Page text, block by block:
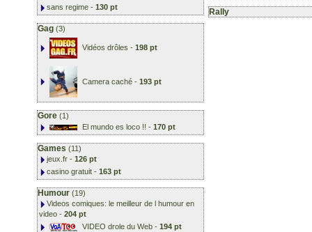
sans regime - 130 pt
Gag (3)
Vidéos drôles - 198 pt
Camera caché - 193 pt
Gore (1)
El mundo es loco !! - 170 pt
Games (11)
jeux.fr - 126 pt
casino gratuit - 163 pt
Humour (19)
Videos comiques: le meilleur de l humour en
video - 204 pt
VIDEO drole du Web - 194 pt
Rally